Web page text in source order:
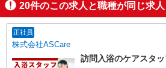
掲載期間終了
20件のこの求人と職種が同じ求人
正社員
株式会社ASCare
訪問入浴のケアスタッ